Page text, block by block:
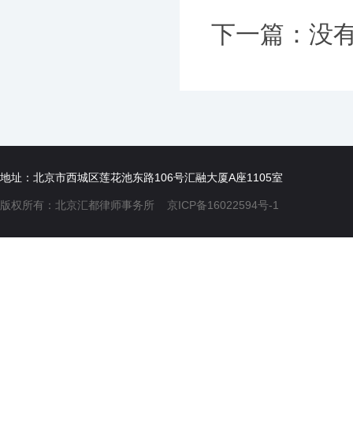
下一篇：没
地址：北京市西城区莲花池东路106号汇融大厦A座1105室
版权所有：北京汇都律师事务所 京ICP备16022594号-1